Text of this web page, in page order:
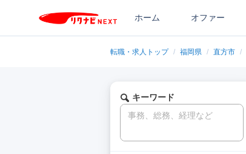
ホーム オファー
転職・求人トップ / 福岡県 / 直方市 /
キーワード